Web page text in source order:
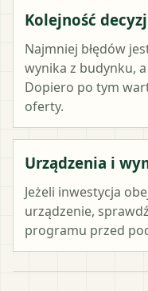
Kolejność
Najmniej błędów
wynika z budynku,
Dopiero po tym
oferty.
Urządzenia i
Jeżeli inwestycja
urządzenie,
programu przed